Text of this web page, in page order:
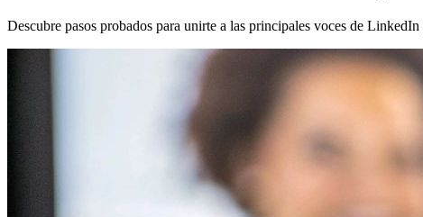
Descubre pasos probados para unirte a las principales voces de